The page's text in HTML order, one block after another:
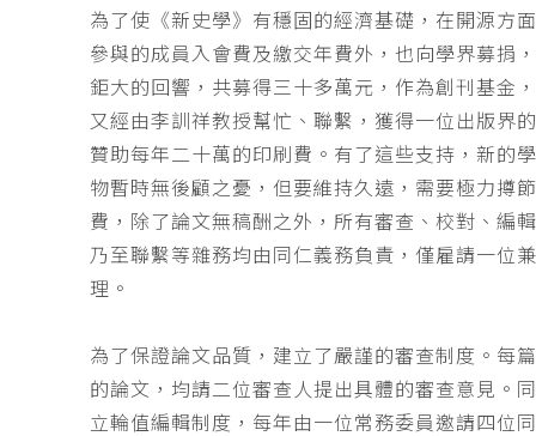
為了使《新史學》有穩固的經濟基礎，在開源方
參與的成員入會費及繳交年費外，也向學界募捐
鉅大的回響，共募得三十多萬元，作為創刊基金
又經由李訓祥教授幫忙、聯繫，獲得一位出版界
贊助每年二十萬的印刷費。有了這些支持，新的
物暫時無後顧之憂，但要維持久遠，需要極力撙
費，除了論文無稿酬之外，所有審查、校對、編
乃至聯繫等雜務均由同仁義務負責，僅雇請一位
理。
為了保證論文品質，建立了嚴謹的審查制度。每
的論文，均請二位審查人提出具體的審查意見。
立輪值編輯制度，每年由一位常務委員邀請四位